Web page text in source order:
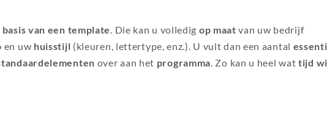
basis van een template. Die kan u volledig op maat van uw bedrijf
en uw huisstijl (kleuren, lettertype, enz.). U vult dan een aantal
over aan het programma. Zo kan u heel wattijd